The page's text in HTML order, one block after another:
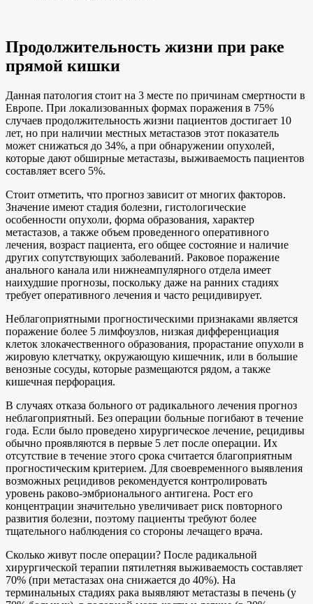
Продолжительность жизни при раке
прямой кишки
Данная патология стоит на 3 месте по причинам смертности в
Европе. При локализованных формах поражения в 75%
случаев продолжительность жизни пациентов достигает 10
лет, но при наличии местных метастазов этот показатель
может снижаться до 34%, а при обнаружении опухолей,
которые дают обширные метастазы, выживаемость пациентов
составляет всего 5%.
Стоит отметить, что прогноз зависит от многих факторов.
Значение имеют стадия болезни, гистологические
особенности опухоли, форма образования, характер
метастазов, а также объем проведенного оперативного
лечения, возраст пациента, его общее состояние и наличие
других сопутствующих заболеваний. Раковое поражение
анального канала или нижнеампулярного отдела имеет
наихудшие прогнозы, поскольку даже на ранних стадиях
требует оперативного лечения и часто рецидивирует.
Неблагоприятными прогностическими признаками является
поражение более 5 лимфоузлов, низкая дифференциация
клеток злокачественного образования, прорастание опухоли в
жировую клетчатку, окружающую кишечник, или в большие
венозные сосуды, которые размещаются рядом, а также
кишечная перфорация.
В случаях отказа больного от радикального лечения прогноз
неблагоприятный. Без операции больные погибают в течение
года. Если было проведено хирургическое лечение, рецидивы
обычно проявляются в первые 5 лет после операции. Их
отсутствие в течение этого срока считается благоприятным
прогностическим критерием. Для своевременного выявления
возможных рецидивов рекомендуется контролировать
уровень раково-эмбрионального антигена. Рост его
концентрации значительно увеличивает риск повторного
развития болезни, поэтому пациенты требуют более
тщательного наблюдения со стороны лечащего врача.
Сколько живут после операции? После радикальной
хирургической терапии пятилетняя выживаемость составляет
70% (при метастазах она снижается до 40%). На
терминальных стадиях рака выявляют метастазы в печень (у